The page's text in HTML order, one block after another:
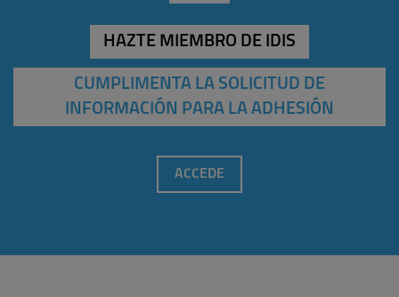
HAZTE MIEMBRO DE IDIS
CUMPLIMENTA LA SOLICITUD DE
INFORMACIÓN PARA LA ADHESIÓN
ACCEDE